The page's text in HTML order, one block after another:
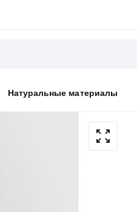
Натуральные материалы